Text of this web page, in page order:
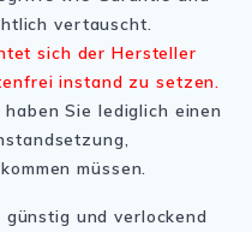
vertauscht.
sich der Hersteller
instand zu setzen.
Sie lediglich einen
müssen.
günstig und verlockend